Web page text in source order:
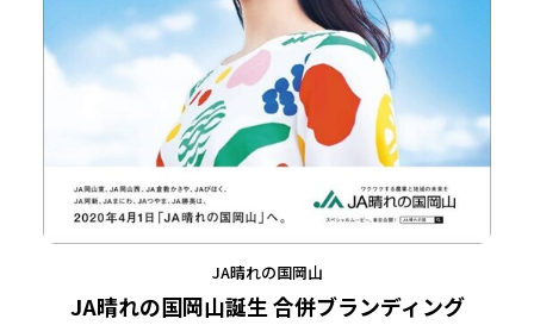
JA晴れの国岡山誕生 合併ブランディング
JA晴れの国岡山